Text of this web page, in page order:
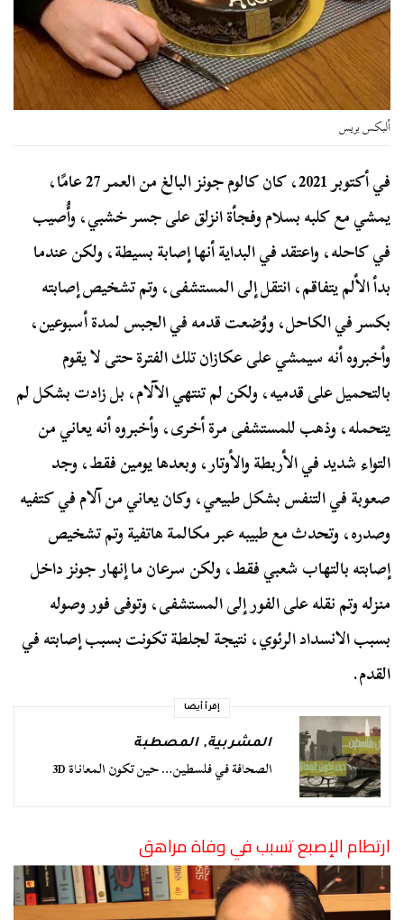
ألبكس بريس
في أكتوبر 2021، كان كالوم جونز البالغ من العمر 27 عامًا،
يمشي مع كلبه بسلام وفجأة انزلق على جسر خشبي، وأُصيب
في كاحله، واعتقد في البداية أنها إصابة بسيطة، ولكن عندما
بدأ الألم يتفاقم، انتقل إلى المستشفى، وتم تشخيص إصابته
بكسر في الكاحل، ووُضعت قدمه في الجبس لمدة أسبوعين،
وأخبروه أنه سيمشي على عكازان تلك الفترة حتى لا يقوم
بالتحميل على قدميه، ولكن لم تنتهي الآلام، بل زادت بشكل لم
يتحمله، وذهب للمستشفى مرة أخرى، وأخبروه أنه يعاني من
التواء شديد في الأربطة والأوتار، وبعدها يومين فقط، وجد
صعوبة في التنفس بشكل طبيعي، وكان يعاني من آلام في كتفيه
وصدره، وتحدث مع طبيبه عبر مكالمة هاتفية وتم تشخيص
إصابته بالتهاب شعبي فقط، ولكن سرعان ما إنهار جونز داخل
منزله وتم نقله على الفور إلى المستشفى، وتوفى فور وصوله
بسبب الانسداد الرئوي، نتيجة لجلطة تكونت بسبب إصابته في
القدم.
إقرأ أيضا
المشربية,المصطبة
الصحافة في فلسطين… حين تكون المعاناة 3D
ارتطام الإصبع تسبب في وفاة مراهق